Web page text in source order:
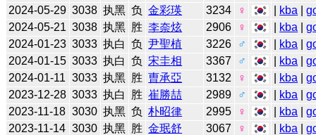
2024-05-29 3038 执黑 负 金彩瑛 3234 ♀ kba |
2024-05-21 3038 执黑 胜 李奈炫 2906 ♀ kba |
2024-01-23 3033 执白 负 尹聖植 3226 ♂ kba |
2024-01-15 3033 执白 负 宋圭相 3367 ♂ kba |
2024-01-11 3033 执黑 胜 曺承亞 3132 ♀ kba |
2023-12-28 3033 执白 胜 崔勝喆 2989 ♂ kba |
2023-11-18 3030 执黑 负 朴昭律 2995 ♀ kba |
2023-11-14 3030 执黑 胜 金珉舒 3067 ♀ kba |